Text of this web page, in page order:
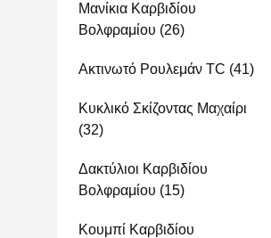
Μανίκια Καρβιδίου
Βολφραμίου (26)
Ακτινωτό Ρουλεμάν TC (41)
Κυκλικό Σκίζοντας Μαχαίρι
(32)
Δακτύλιοι Καρβιδίου
Βολφραμίου (15)
Κουμπί Καρβιδίου